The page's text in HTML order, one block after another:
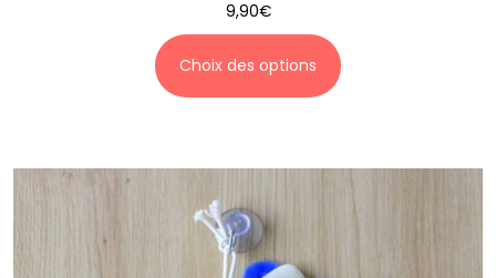
9,90€
Choix des options